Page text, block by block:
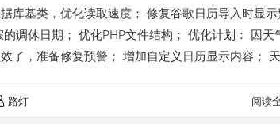
库基类，优化读取速度； 修复谷歌日历导入时显示
调休日期； 优化PHP文件结构； 优化计划： 因天
了，准备修复预警； 增加自定义日历显示内容；
路灯 阅读